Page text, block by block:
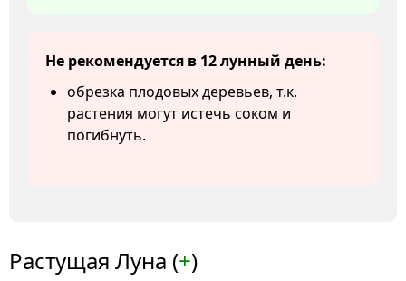
Не рекомендуется в 12 лунный день:
обрезка плодовых деревьев, т.к.
растения могут истечь соком и
погибнуть.
Растущая Луна (+)